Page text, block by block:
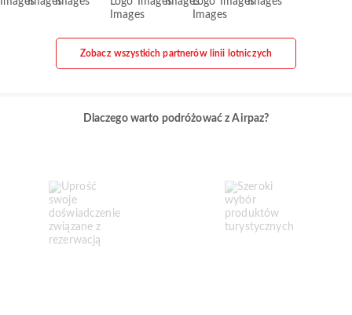
Zobacz wszystkich partnerów linii lotniczych
Dlaczego warto podróżować z Airpaz?